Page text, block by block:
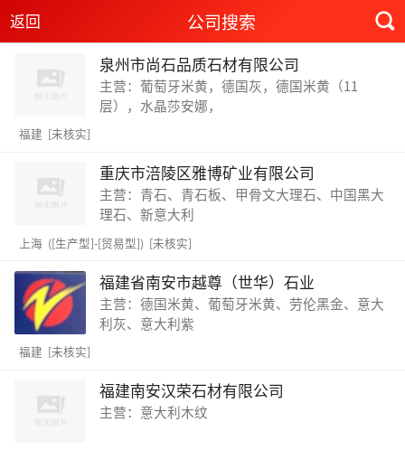
返回 公司搜索
泉州市尚石品质石材有限公司
主营：葡萄牙米黄，德国灰，德国米黄（11
层），水晶莎安娜，
福建 [未核实]
重庆市涪陵区雅博矿业有限公司
主营：青石、青石板、甲骨文大理石、中国黑大
理石、新意大利
上海 ([生产型]-[贸易型]) [未核实]
福建省南安市越尊（世华）石业
主营：德国米黄、葡萄牙米黄、劳伦黑金、意大
利灰、意大利紫
福建 [未核实]
福建南安汉荣石材有限公司
主营：意大利木纹